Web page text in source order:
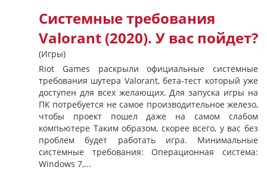
Системные требования
Valorant (2020). У вас пойдет?
(Игры)
Riot Games раскрыли официальные системные
требования шутера Valorant, бета-тест который уже
доступен для всех желающих. Для запуска игры на
ПК потребуется не самое производительное железо,
чтобы проект пошел даже на самом слабом
компьютере Таким образом, скорее всего, у вас без
проблем будет работать игра. Минимальные
системные требования: Операционная система:
Windows 7,...